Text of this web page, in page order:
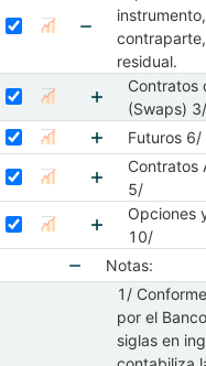
Seleccione sus
Seleccionar serie Importe
Mostrar
residual.
Seleccione sus
Seleccionar serie
Mostrar
Contratos
(Swaps) 3/
Seleccione sus
Seleccionar serie Futuros 6/
Mostrar
Futuros 6/
Seleccione sus
Seleccionar serie Contratos
Mostrar
Contratos
5/
Seleccione sus
Seleccionar serie
Mostrar
Opciones
10/
Mostrar
Notas:
1/
por el
siglas en